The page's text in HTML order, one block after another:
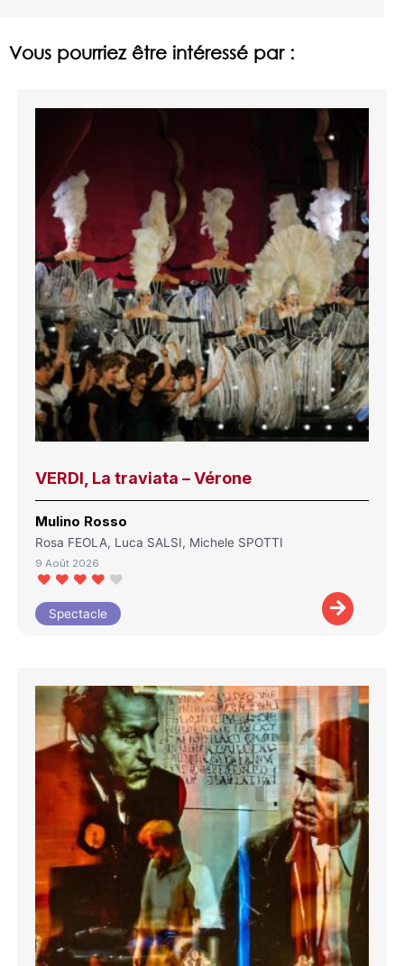
Vous pourriez être intéressé par :
VERDI, La traviata – Vérone
Mulino Rosso
Rosa FEOLA, Luca SALSI, Michele SPOTTI
9 Août 2026
Spectacle